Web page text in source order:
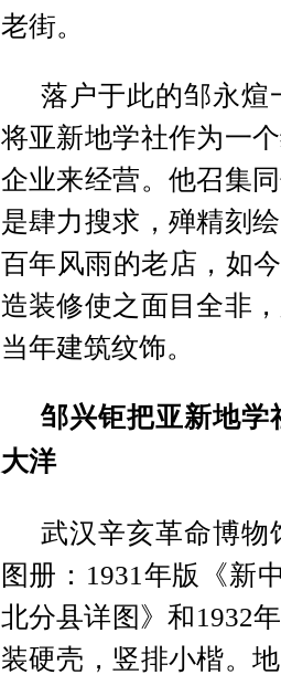
老街。
落户于此的邹永煊
将亚新地学社作为一
企业来经营。他召集
是肆力搜求，殚精刻
百年风雨的老店，如
造装修使之面目全非
当年建筑纹饰。
邹兴钜把亚新地学
大洋
武汉辛亥革命博物
图册：1931年版《新
北分县详图》和1932
装硬壳，竖排小楷。